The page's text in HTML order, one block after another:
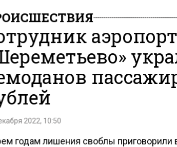
2022, 10:50
годам лишения своблы приговорили